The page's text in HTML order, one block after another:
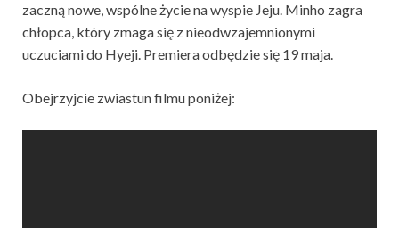
zaczną nowe, wspólne życie na wyspie Jeju. Minho zagra
chłopca, który zmaga się z nieodwzajemnionymi
uczuciami do Hyeji. Premiera odbędzie się 19 maja.
Obejrzyjcie zwiastun filmu poniżej: